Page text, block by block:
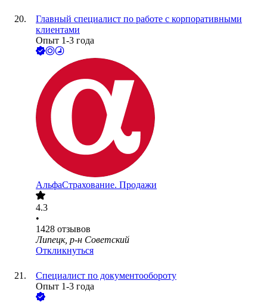
Главный специалист по работе с корпоративными
клиентами
Опыт 1-3 года
АльфаСтрахование. Продажи
4.3
•
1428 отзывов
Липецк, р-н Советский
Откликнуться
Специалист по документообороту
Опыт 1-3 года